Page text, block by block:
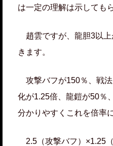
は一定の理解は示しても
趙雲ですが、龍胆3以上
きます。
攻撃バフが150％、戦法
化が1.25倍、龍鎧が50％
分かりやすくこれを倍率
2.5（攻撃バフ）×1.25